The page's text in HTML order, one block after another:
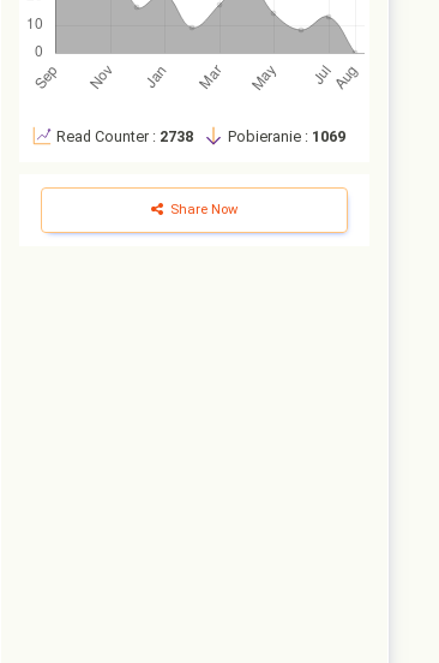
Read Counter : 2738 Pobieranie : 1069
Share Now